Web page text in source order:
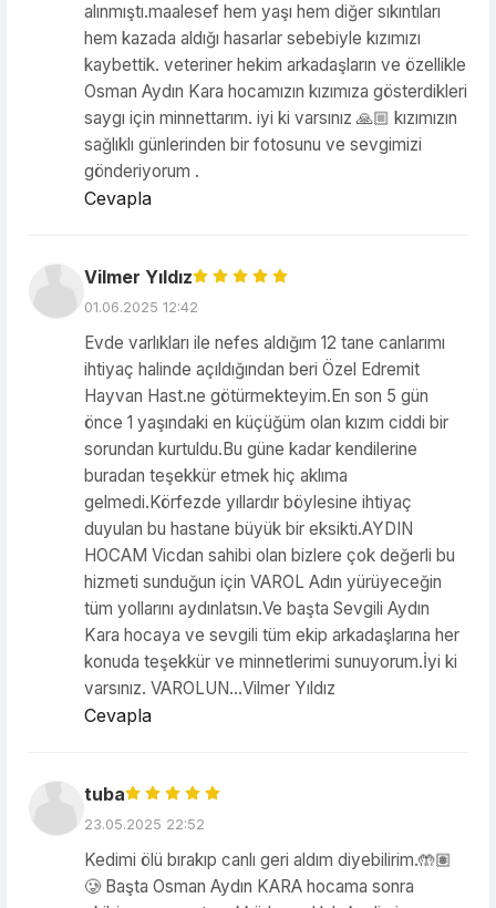
alınmıştı.maalesef hem yaşı hem diğer sıkıntıları
hem kazada aldığı hasarlar sebebiyle kızımızı
kaybettik. veteriner hekim arkadaşların ve özellikle
Osman Aydın Kara hocamızın kızımıza gösterdikleri
saygı için minnettarım. iyi ki varsınız 🙏🏼 kızımızın
sağlıklı günlerinden bir fotosunu ve sevgimizi
gönderiyorum .
Cevapla
Vilmer Yıldız
01.06.2025 12:42
Evde varlıkları ile nefes aldığım 12 tane canlarımı
ihtiyaç halinde açıldığından beri Özel Edremit
Hayvan Hast.ne götürmekteyim.En son 5 gün
önce 1 yaşındaki en küçüğüm olan kızım ciddi bir
sorundan kurtuldu.Bu güne kadar kendilerine
buradan teşekkür etmek hiç aklıma
gelmedi.Körfezde yıllardır böylesine ihtiyaç
duyulan bu hastane büyük bir eksikti.AYDIN
HOCAM Vicdan sahibi olan bizlere çok değerli bu
hizmeti sunduğun için VAROL Adın yürüyeceğin
tüm yollarını aydınlatsın.Ve başta Sevgili Aydın
Kara hocaya ve sevgili tüm ekip arkadaşlarına her
konuda teşekkür ve minnetlerimi sunuyorum.İyi ki
varsınız. VAROLUN...Vilmer Yıldız
Cevapla
tuba
23.05.2025 22:52
Kedimi ölü bırakıp canlı geri aldım diyebilirim.🤲🏽
🥲 Başta Osman Aydın KARA hocama sonra